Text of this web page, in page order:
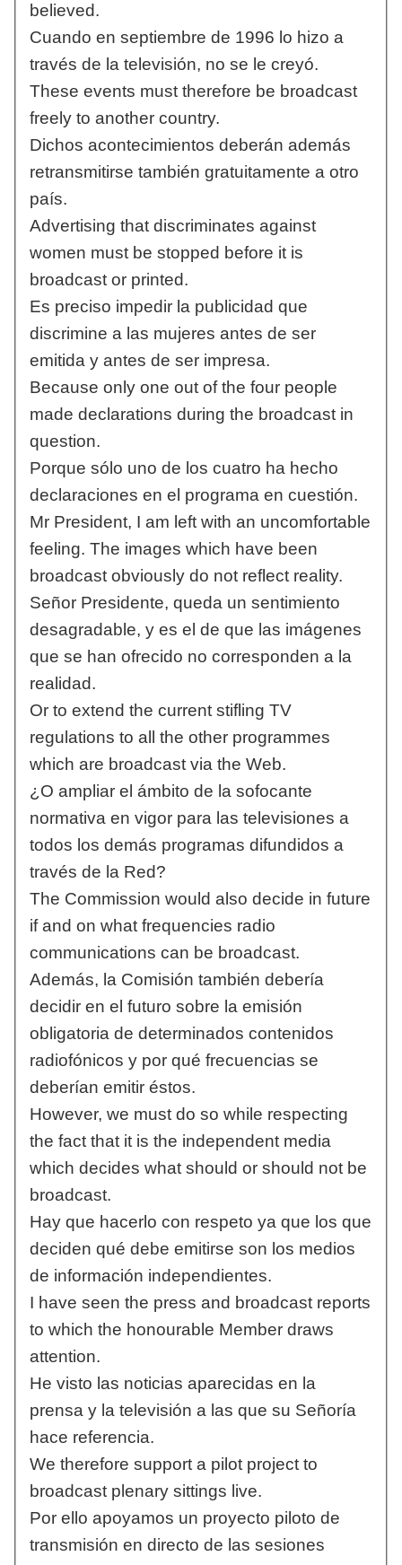
believed.
Cuando en septiembre de 1996 lo hizo a
través de la televisión, no se le creyó.
These events must therefore be broadcast
freely to another country.
Dichos acontecimientos deberán además
retransmitirse también gratuitamente a otro
país.
Advertising that discriminates against
women must be stopped before it is
broadcast or printed.
Es preciso impedir la publicidad que
discrimine a las mujeres antes de ser
emitida y antes de ser impresa.
Because only one out of the four people
made declarations during the broadcast in
question.
Porque sólo uno de los cuatro ha hecho
declaraciones en el programa en cuestión.
Mr President, I am left with an uncomfortable
feeling. The images which have been
broadcast obviously do not reflect reality.
Señor Presidente, queda un sentimiento
desagradable, y es el de que las imágenes
que se han ofrecido no corresponden a la
realidad.
Or to extend the current stifling TV
regulations to all the other programmes
which are broadcast via the Web.
¿O ampliar el ámbito de la sofocante
normativa en vigor para las televisiones a
todos los demás programas difundidos a
través de la Red?
The Commission would also decide in future
if and on what frequencies radio
communications can be broadcast.
Además, la Comisión también debería
decidir en el futuro sobre la emisión
obligatoria de determinados contenidos
radiofónicos y por qué frecuencias se
deberían emitir éstos.
However, we must do so while respecting
the fact that it is the independent media
which decides what should or should not be
broadcast.
Hay que hacerlo con respeto ya que los que
deciden qué debe emitirse son los medios
de información independientes.
I have seen the press and broadcast reports
to which the honourable Member draws
attention.
He visto las noticias aparecidas en la
prensa y la televisión a las que su Señoría
hace referencia.
We therefore support a pilot project to
broadcast plenary sittings live.
Por ello apoyamos un proyecto piloto de
transmisión en directo de las sesiones